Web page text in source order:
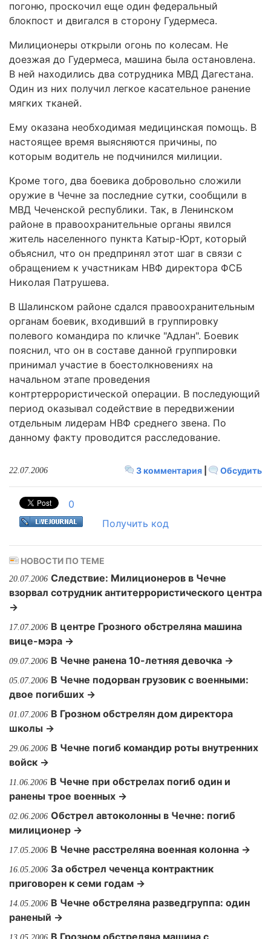
погоню, проскочил еще один федеральный
блокпост и двигался в сторону Гудермеса.
Милиционеры открыли огонь по колесам. Не
доезжая до Гудермеса, машина была остановлена.
В ней находились два сотрудника МВД Дагестана.
Один из них получил легкое касательное ранение
мягких тканей.
Ему оказана необходимая медицинская помощь. В
настоящее время выясняются причины, по
которым водитель не подчинился милиции.
Кроме того, два боевика добровольно сложили
оружие в Чечне за последние сутки, сообщили в
МВД Чеченской республики. Так, в Ленинском
районе в правоохранительные органы явился
житель населенного пункта Катыр-Юрт, который
объяснил, что он предпринял этот шаг в связи с
обращением к участникам НВФ директора ФСБ
Николая Патрушева.
В Шалинском районе сдался правоохранительным
органам боевик, входивший в группировку
полевого командира по кличке "Адлан". Боевик
пояснил, что он в составе данной группировки
принимал участие в боестолкновениях на
начальном этапе проведения
контртеррористической операции. В последующий
период оказывал содействие в передвижении
отдельным лидерам НВФ среднего звена. По
данному факту проводится расследование.
3 комментария Обсудить
22.07.2006
0
Получить код
НОВОСТИ ПО ТЕМЕ
20.07.2006 Следствие: Милиционеров в Чечне
взорвал сотрудник антитеррористического центра
→
17.07.2006 В центре Грозного обстреляна машина
вице-мэра →
09.07.2006 В Чечне ранена 10-летняя девочка →
05.07.2006 В Чечне подорван грузовик с военными:
двое погибших →
01.07.2006 В Грозном обстрелян дом директора
школы →
29.06.2006 В Чечне погиб командир роты внутренних
войск →
11.06.2006 В Чечне при обстрелах погиб один и
ранены трое военных →
02.06.2006 Обстрел автоколонны в Чечне: погиб
милиционер →
17.05.2006 В Чечне расстреляна военная колонна →
16.05.2006 За обстрел чеченца контрактник
приговорен к семи годам →
14.05.2006 В Чечне обстреляна разведгруппа: один
раненый →
В Грозном обстреляна машина с